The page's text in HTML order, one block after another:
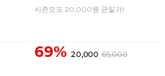
시즌오프 20,000원 균일가!
69% 20,000 65,000